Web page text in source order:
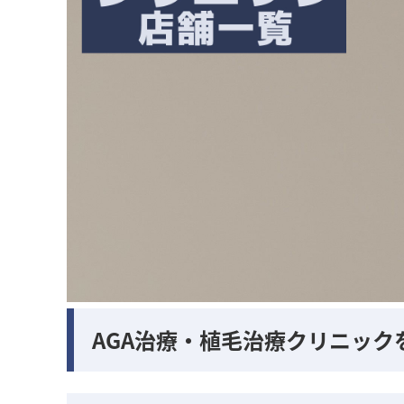
AGA治療・植毛治療クリニック